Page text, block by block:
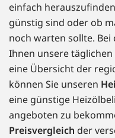
einfach
günstig sind oder ob
noch warten sollte.
Ihnen unsere
eine Übersicht der
können Sie unseren
eine günstige
angeboten zu
Preisvergleich der